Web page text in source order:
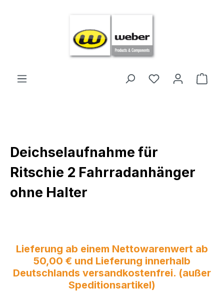
Deichselaufnahme für
Ritschie 2 Fahrradanhänger
ohne Halter
Lieferung ab einem Nettowarenwert ab
50,00 € und Lieferung innerhalb
Deutschlands versandkostenfrei. (außer
Speditionsartikel)